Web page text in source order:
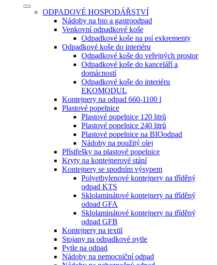
ODPADOVÉ HOSPODÁŘSTVÍ
Nádoby na bio a gastroodpad
Venkovní odpadkové koše
Odpadkové koše na psí exkrementy
Odpadkové koše do interiéru
Odpadkové koše do veřejných prostor
Odpadkové koše do kanceláří a
domácností
Odpadkové koše do interiéru
EKOMODUL
Kontejnery na odpad 660-1100 l
Plastové popelnice
Plastové popelnice 120 litrů
Plastové popelnice 240 litrů
Plastové popelnice na BIOodpad
Nádoby na použitý olej
Přístřešky na plastové popelnice
Kryty na kontejnerové stání
Kontejnery se spodním výsypem
Polyethylenové kontejnery na tříděný
odpad KTS
Sklolaminátové kontejnery na tříděný
odpad GFA
Sklolaminátové kontejnery na tříděný
odpad GFB
Kontejnery na textil
Stojany na odpadkové pytle
Pytle na odpad
Nádoby na nemocniční odpad